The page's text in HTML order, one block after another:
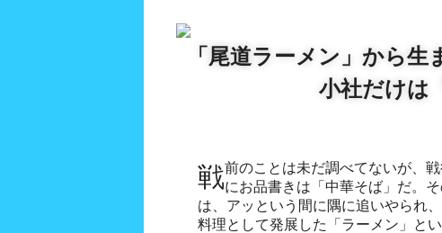
「尾道ラーメン」から生
小社だけは
戦前のことは未だ調べてないが、戦後尾道の老舗では未だにお品書きは「中華そば」だ。そ
は、アッという間に隅に追いやられ
料理として発展した「ラーメン」と